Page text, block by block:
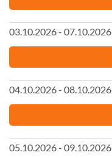
03.10.2026 - 07.10.2026
04.10.2026 - 08.10.2026
05.10.2026 - 09.10.2026